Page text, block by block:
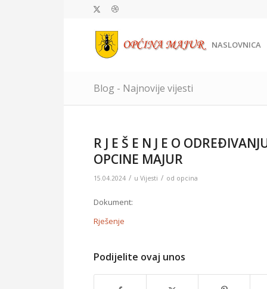
NASLOVNICA
Blog - Najnovije vijesti
R J E Š E N J E O
OPCINE MAJUR
15.04.2024 / u Vijesti / od opcina
Dokument:
Rješenje
Podijelite ovaj unos